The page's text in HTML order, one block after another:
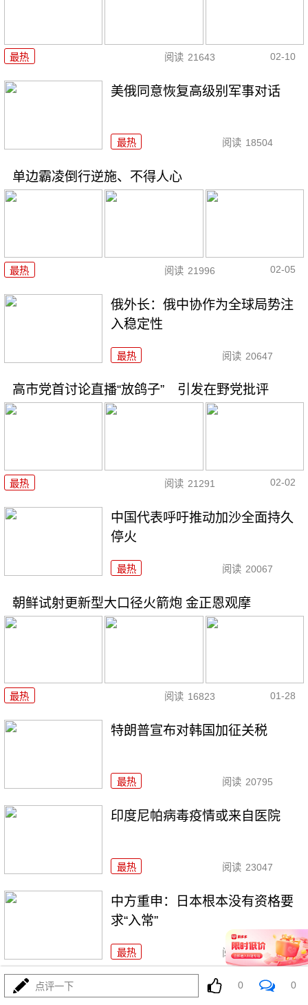
最热 阅读 21643 02-10
美俄同意恢复高级别军事对话
最热 阅读 18504
单边霸凌倒行逆施、不得人心
最热 阅读 21996 02-05
俄外长：俄中协作为全球局势注
入稳定性
最热 阅读 20647
高市党首讨论直播“放鸽子” 引发在野党批评
最热 阅读 21291 02-02
中国代表呼吁推动加沙全面持久
停火
最热 阅读 20067
朝鲜试射更新型大口径火箭炮 金正恩观摩
最热 阅读 16823 01-28
特朗普宣布对韩国加征关税
最热 阅读 20795
印度尼帕病毒疫情或来自医院
最热 阅读 23047
中方重申：日本根本没有资格要
求“入常”
最热 阅读 25664
美国想拿“和平委员会”叫板联合
点评一下 0 0